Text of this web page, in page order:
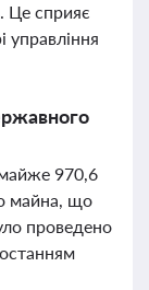
Це сприяє
управління
970,6
майна, що
проведено